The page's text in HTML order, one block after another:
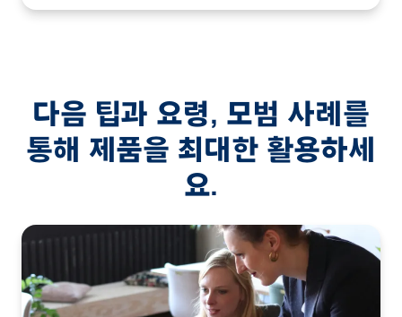
다음 팁과 요령, 모범 사례를
통해 제품을 최대한 활용하세
요.